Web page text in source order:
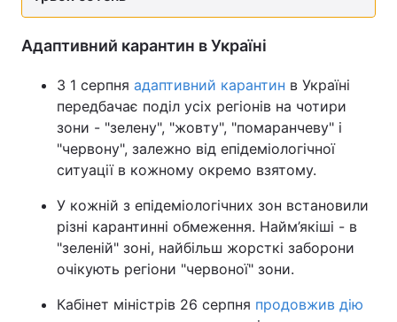
Адаптивний карантин в Україні
З 1 серпня адаптивний карантин в Україні
передбачає поділ усіх регіонів на чотири
зони - "зелену", "жовту", "помаранчеву" і
"червону", залежно від епідеміологічної
ситуації в кожному окремо взятому.
У кожній з епідеміологічних зон встановили
різні карантинні обмеження. Найм’якіші - в
"зеленій" зоні, найбільш жорсткі заборони
очікують регіони "червоної" зони.
Кабінет міністрів 26 серпня продовжив дію